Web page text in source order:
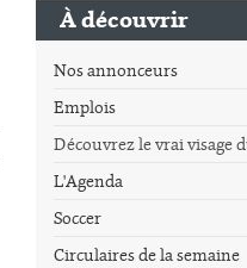
À découvrir
Nos annonceurs
Emplois
Découvrez le vrai visage
L'Agenda
Soccer
Circulaires de la semaine